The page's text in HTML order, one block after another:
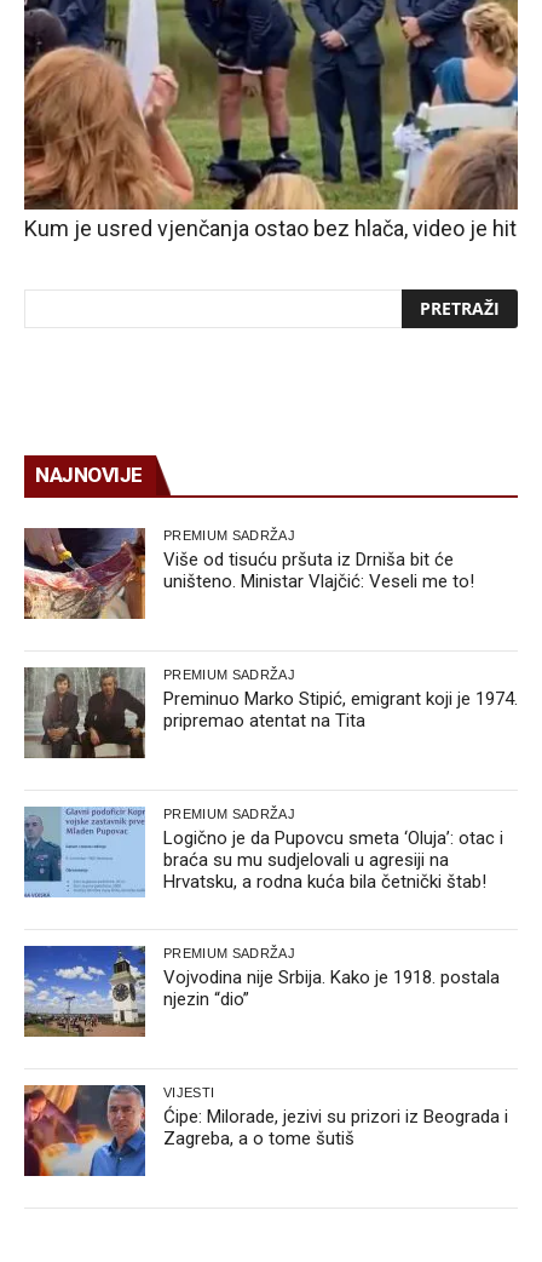
Kum je usred vjenčanja ostao bez hlača, video je hit
NAJNOVIJE
PREMIUM SADRŽAJ
Više od tisuću pršuta iz Drniša bit će
uništeno. Ministar Vlajčić: Veseli me to!
PREMIUM SADRŽAJ
Preminuo Marko Stipić, emigrant koji je 1974.
pripremao atentat na Tita
PREMIUM SADRŽAJ
Logično je da Pupovcu smeta ‘Oluja’: otac i
braća su mu sudjelovali u agresiji na
Hrvatsku, a rodna kuća bila četnički štab!
PREMIUM SADRŽAJ
Vojvodina nije Srbija. Kako je 1918. postala
njezin “dio”
VIJESTI
Ćipe: Milorade, jezivi su prizori iz Beograda i
Zagreba, a o tome šutiš